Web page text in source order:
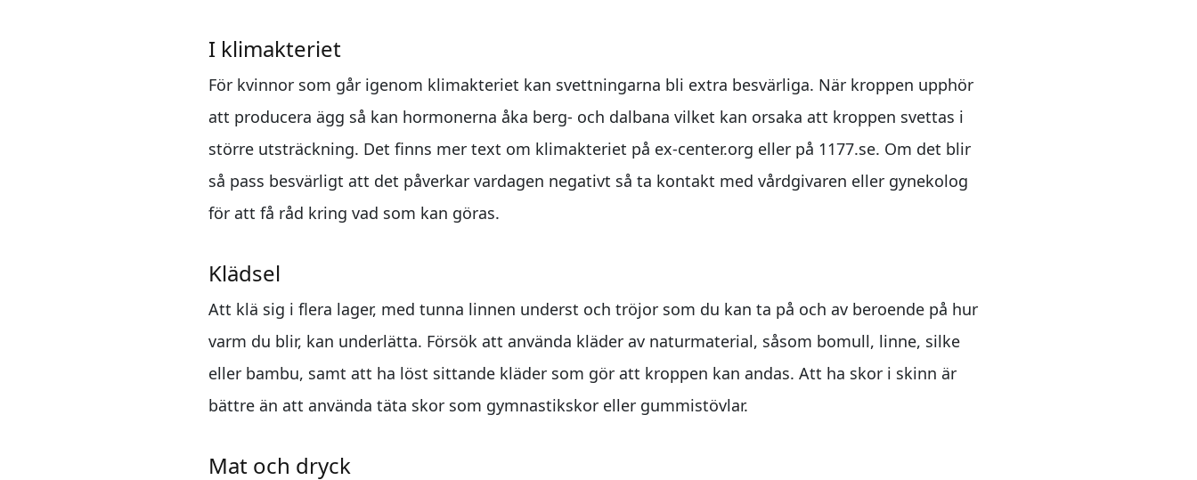
I klimakteriet
För kvinnor som går igenom klimakteriet kan svettningarna bli extra besvärliga. När kroppen upphör
att producera ägg så kan hormonerna åka berg- och dalbana vilket kan orsaka att kroppen svettas i
större utsträckning. Det finns mer text om klimakteriet på ex-center.org eller på 1177.se. Om det blir
så pass besvärligt att det påverkar vardagen negativt så ta kontakt med vårdgivaren eller gynekolog
för att få råd kring vad som kan göras.
Klädsel
Att klä sig i flera lager, med tunna linnen underst och tröjor som du kan ta på och av beroende på hur
varm du blir, kan underlätta. Försök att använda kläder av naturmaterial, såsom bomull, linne, silke
eller bambu, samt att ha löst sittande kläder som gör att kroppen kan andas. Att ha skor i skinn är
bättre än att använda täta skor som gymnastikskor eller gummistövlar.
Mat och dryck